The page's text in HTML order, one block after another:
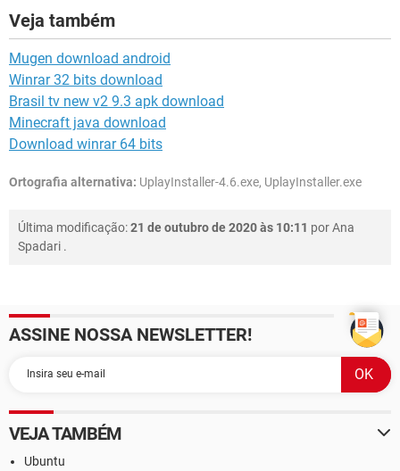
Veja também
Mugen download android
Winrar 32 bits download
Brasil tv new v2 9.3 apk download
Minecraft java download
Download winrar 64 bits
Ortografia alternativa: UplayInstaller-4.6.exe, UplayInstaller.exe
Última modificação:21 de outubro de 2020 às 10:11 porAna
Spadari .
ASSINE NOSSA NEWSLETTER!
VEJA TAMBÉM
Ubuntu